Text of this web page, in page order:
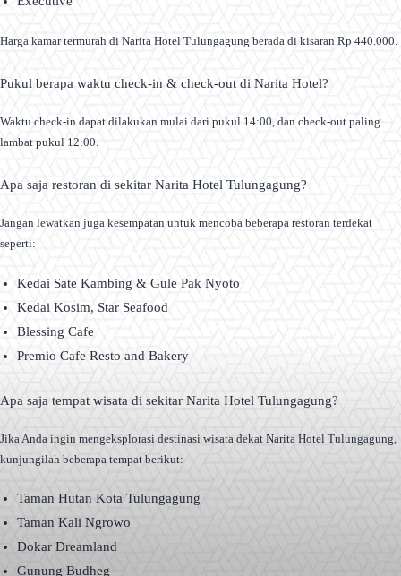
Harga kamar termurah di Narita Hotel Tulungagung berada di kisaran Rp 440.000.
Pukul berapa waktu check-in & check-out di Narita Hotel?
Waktu check-in dapat dilakukan mulai dari pukul 14:00, dan check-out paling
lambat pukul 12:00.
Apa saja restoran di sekitar Narita Hotel Tulungagung?
Jangan lewatkan juga kesempatan untuk mencoba beberapa restoran terdekat
seperti:
Kedai Sate Kambing & Gule Pak Nyoto
Kedai Kosim, Star Seafood
Blessing Cafe
Premio Cafe Resto and Bakery
Apa saja tempat wisata di sekitar Narita Hotel Tulungagung?
Jika Anda ingin mengeksplorasi destinasi wisata dekat Narita Hotel Tulungagung,
kunjungilah beberapa tempat berikut:
Taman Hutan Kota Tulungagung
Taman Kali Ngrowo
Dokar Dreamland
Gunung Budheg